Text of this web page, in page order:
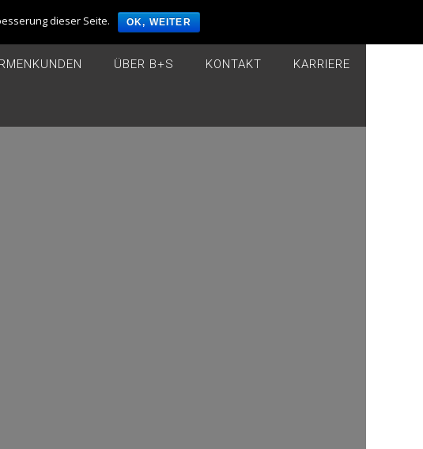
info@hotels-bs.de
ÜBER B+S KONTAKT KARRIERE
dieser Seite. OK, WEITER